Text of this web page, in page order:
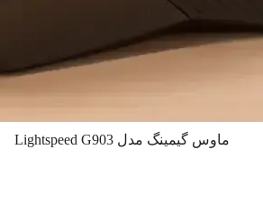
ماوس گیمینگ مدل Lightspeed G903